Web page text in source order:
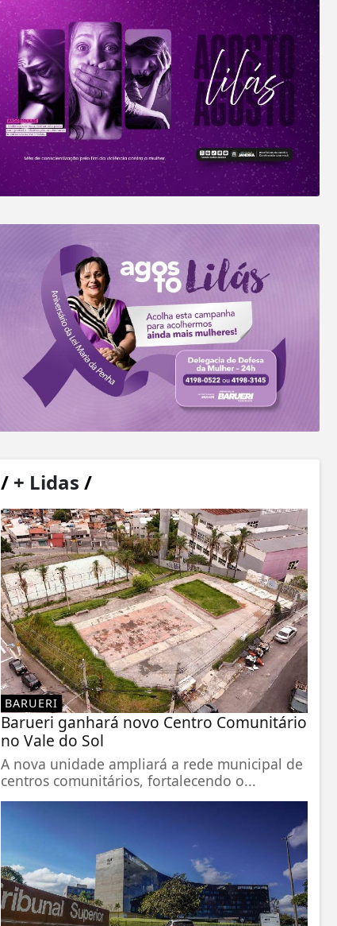
/+ Lidas /
BARUERI
Barueri ganhará novo Centro Comunitário
no Vale do Sol
A nova unidade ampliará a rede municipal de
centros comunitários, fortalecendo o...